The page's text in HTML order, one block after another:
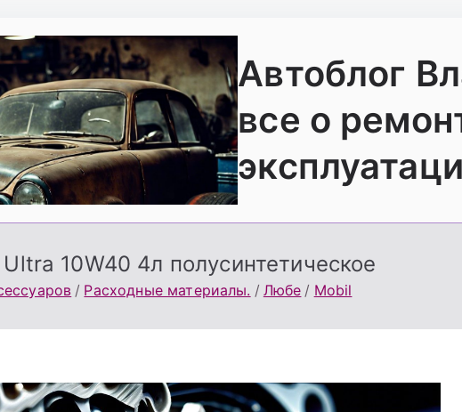
Автоблог
все о
10W40 4л полусинтетическое
Расходные материалы. Любе Mobil